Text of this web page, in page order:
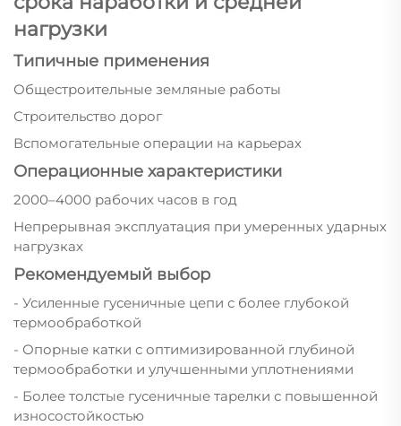
нагрузки
Типичные применения
Общестроительные земляные работы
Строительство дорог
Вспомогательные операции на карьерах
Операционные характеристики
2000–4000 рабочих часов в год
Непрерывная эксплуатация при умеренных ударных
нагрузках
Рекомендуемый выбор
- Усиленные гусеничные цепи с более глубокой
термообработкой
- Опорные катки с оптимизированной глубиной
термообработки и улучшенными уплотнениями
- Более толстые гусеничные тарелки с повышенной
износостойкостью